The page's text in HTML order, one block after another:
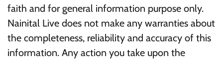
faith and for general information purpose only.
Nainital Live does not make any warranties about
the completeness, reliability and accuracy of this
information. Any action you take upon the